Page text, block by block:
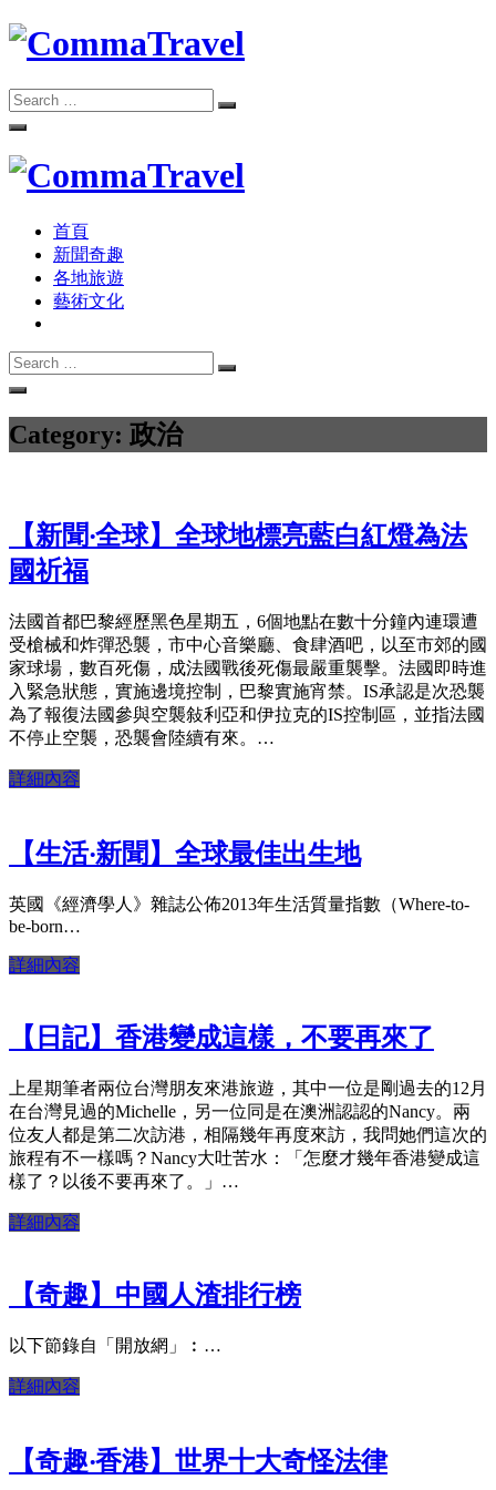
Skip
Commatravel
旅遊資訊、新聞奇趣、故事分享
Search
for:
Search
Commatravel
旅遊資訊、新聞奇趣、故事分享
首頁
新聞奇趣
各地旅遊
藝術文化
Search
for:
Search
Category: 政治
【新聞‧全球】全球地標亮藍白紅燈為法
國祈福
法國首都巴黎經歷黑色星期五，6個地點在數十分鐘內連環遭
受槍械和炸彈恐襲，市中心音樂廳、食肆酒吧，以至市郊的國
家球場，數百死傷，成法國戰後死傷最嚴重襲擊。法國即時進
入緊急狀態，實施邊境控制，巴黎實施宵禁。IS承認是次恐襲
為了報復法國參與空襲敍利亞和伊拉克的IS控制區，並指法國
不停止空襲，恐襲會陸續有來。…
詳細內容
【生活‧新聞】全球最佳出生地
英國《經濟學人》雜誌公佈2013年生活質量指數（Where-to-
be-born…
詳細內容
【日記】香港變成這樣，不要再來了
上星期筆者兩位台灣朋友來港旅遊，其中一位是剛過去的12月
在台灣見過的Michelle，另一位同是在澳洲認認的Nancy。兩
位友人都是第二次訪港，相隔幾年再度來訪，我問她們這次的
旅程有不一樣嗎？Nancy大吐苦水：「怎麼才幾年香港變成這
樣了？以後不要再來了。」…
詳細內容
【奇趣】中國人渣排行榜
以下節錄自「開放網」︰…
詳細內容
【奇趣‧香港】世界十大奇怪法律